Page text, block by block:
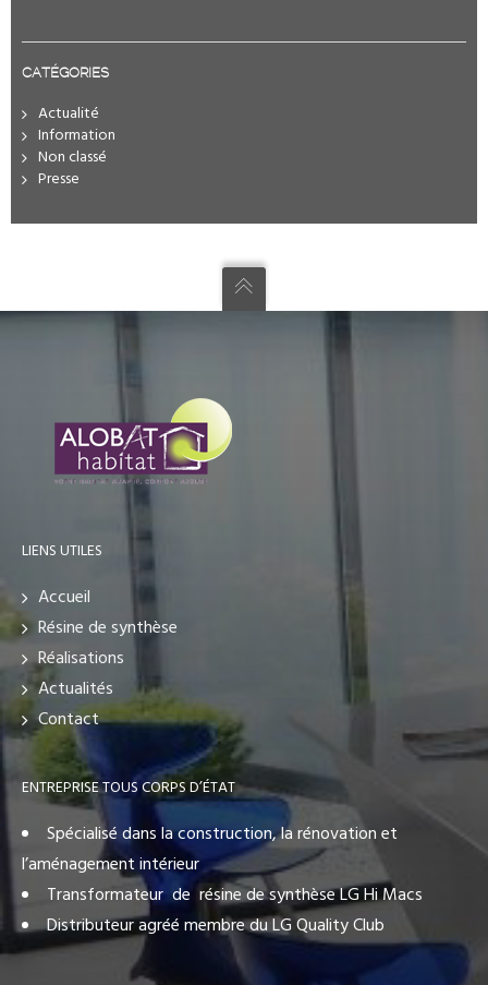
CATÉGORIES
Actualité
Information
Non classé
Presse
LIENS UTILES
Accueil
Résine de synthèse
Réalisations
Actualités
Contact
ENTREPRISE TOUS CORPS D’ÉTAT
Spécialisé dans la construction, la rénovation et
l’aménagement intérieur
Transformateur de résine de synthèse LG Hi Macs
Distributeur agréé membre du LG Quality Club